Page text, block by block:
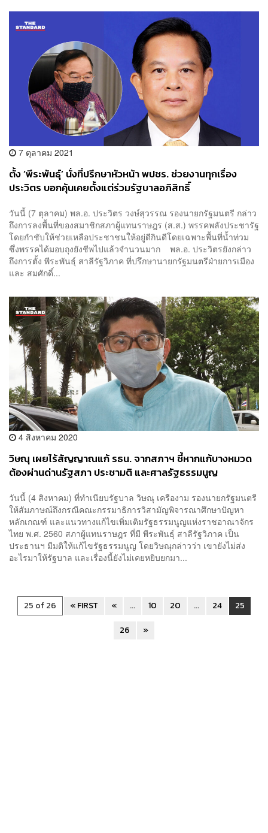
7 ตุลาคม 2021
ตั้ง ‘พีระพันธุ์’ นั่งที่ปรึกษาหัวหน้า พปชร. ช่วยงานทุกเรื่อง
ประวิตร บอกคุ้นเคยตั้งแต่ร่วมรัฐบาลอภิสิทธิ์
วันนี้ (7 ตุลาคม) พล.อ. ประวิตร วงษ์สุวรรณ รองนายกรัฐมนตรี กล่าว
ถึงการลงพื้นที่ของสมาชิกสภาผู้แทนราษฎร (ส.ส.) พรรคพลังประชารัฐ
โดยกำชับให้ช่วยเหลือประชาชนให้อยู่ดีกินดีโดยเฉพาะพื้นที่น้ำท่วม
ซึ่งพรรคได้มอบถุงยังชีพไปแล้วจำนวนมาก พล.อ. ประวิตรยังกล่าว
ถึงการตั้ง พีระพันธุ์ สาลีรัฐวิภาค ที่ปรึกษานายกรัฐมนตรีฝ่ายการเมือง
และ สมศักดิ์...
4 สิงหาคม 2020
วิษณุ เผยไร้สัญญาณแก้ รธน. จากสภาฯ ชี้หากแก้บางหมวด
ต้องผ่านด่านรัฐสภา ประชามติ และศาลรัฐธรรมนูญ
วันนี้ (4 สิงหาคม) ที่ทำเนียบรัฐบาล วิษณุ เครืองาม รองนายกรัฐมนตรี
ให้สัมภาษณ์ถึงกรณีคณะกรรมาธิการวิสามัญพิจารณาศึกษาปัญหา
หลักเกณฑ์ และแนวทางแก้ไขเพิ่มเติมรัฐธรรมนูญแห่งราชอาณาจักร
ไทย พ.ศ. 2560 สภาผู้แทนราษฎร ที่มี พีระพันธุ์ สาลีรัฐวิภาค เป็น
ประธานฯ มีมติให้แก้ไขรัฐธรรมนูญ โดยวิษณุกล่าวว่า เขายังไม่ส่ง
อะไรมาให้รัฐบาล และเรื่องนี้ยังไม่เคยหยิบยกมา...
25 of 26 « FIRST « ... 10 20 ... 24
25
26
»